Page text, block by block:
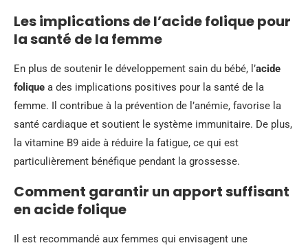
Les implications de l’acide folique pour
la santé de la femme
En plus de soutenir le développement sain du bébé, l’acide
folique a des implications positives pour la santé de la
femme. Il contribue à la prévention de l’anémie, favorise la
santé cardiaque et soutient le système immunitaire. De plus,
la vitamine B9 aide à réduire la fatigue, ce qui est
particulièrement bénéfique pendant la grossesse.
Comment garantir un apport suffisant
en acide folique
Il est recommandé aux femmes qui envisagent une